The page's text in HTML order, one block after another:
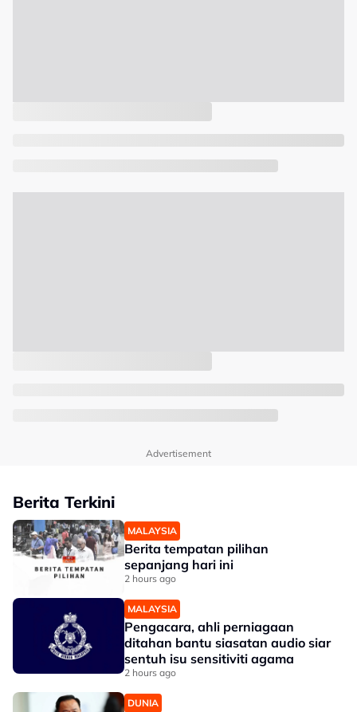
Advertisement
Berita Terkini
MALAYSIA
Berita tempatan pilihan
sepanjang hari ini
2 hours ago
MALAYSIA
Pengacara, ahli perniagaan
ditahan bantu siasatan audio siar
sentuh isu sensitiviti agama
2 hours ago
DUNIA